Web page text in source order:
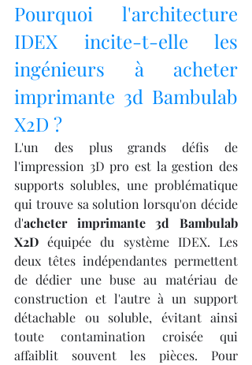
Pourquoi l'architecture
IDEX incite-t-elle les
ingénieurs à acheter
imprimante 3d Bambulab
X2D ?
L'un des plus grands défis de
l'impression 3D pro est la gestion des
supports solubles, une problématique
qui trouve sa solution lorsqu'on décide
d'acheter imprimante 3d Bambulab
X2D équipée du système IDEX. Les
deux têtes indépendantes permettent
de dédier une buse au matériau de
construction et l'autre à un support
détachable ou soluble, évitant ainsi
toute contamination croisée qui
affaiblit souvent les pièces. Pour